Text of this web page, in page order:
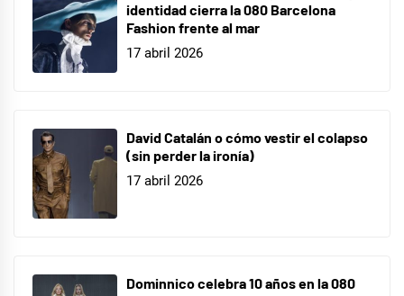
identidad cierra la 080 Barcelona
Fashion frente al mar
17 abril 2026
David Catalán o cómo vestir el colapso
(sin perder la ironía)
17 abril 2026
Dominnico celebra 10 años en la 080